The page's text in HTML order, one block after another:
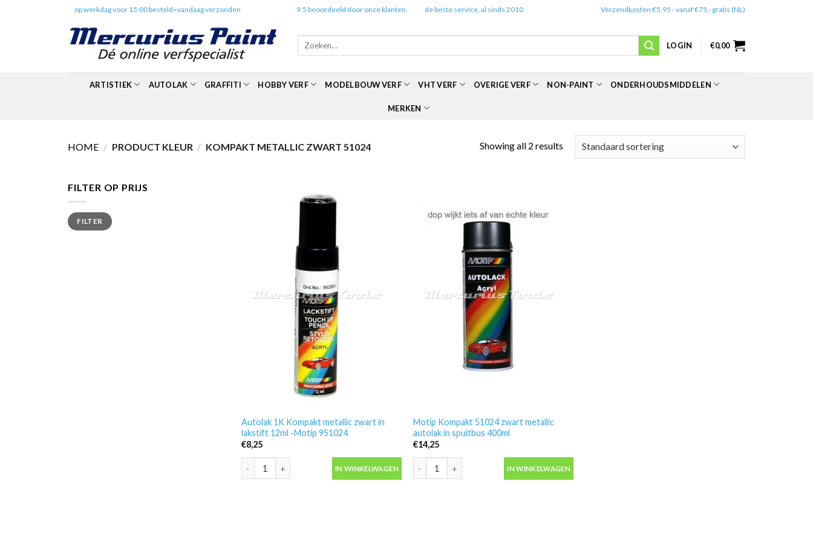
op werkdag voor 15:00 besteld=vandaag verzonden 9.5 beoordeeld door onze klanten. de beste service, al sinds 2010 Verzendkosten €5,95 - vanaf €75,- gratis (NL)
Zoeken
LOGIN €0,00
ARTISTIEK AUTOLAK GRAFFITI HOBBY VERF MODELBOUW VERF VHT VERF OVERIGE VERF NON-PAINT ONDERHOUDSMIDDELEN
MERKEN
HOME / PRODUCT KLEUR / KOMPAKT METALLIC ZWART 51024 Showing all 2 results
FILTER OP PRIJS
Min.
prijs
Max.
prijsFILTER
Autolak 1K Kompakt metallic zwart in
lakstift 12ml -Motip 951024
€8,25
Autolak 1K Kompakt metallic zwart in lakstift 12ml -Motip 951024 aantal
IN WINKELWAGEN
Motip Kompakt 51024 zwart metallic
autolak in spuitbus 400ml
€14,25
Motip Kompakt 51024 zwart metallic autolak in spuitbus 400ml aantal
IN WINKELWAGEN